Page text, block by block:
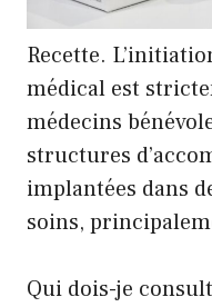
Recette.
médical est
médecins
structures
implantées dans
soins,
Qui dois-je